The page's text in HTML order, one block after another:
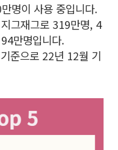
명이 사용 중입니다.
그재그로 319만명, 4
만명입니다.
준으로 22년 12월 기